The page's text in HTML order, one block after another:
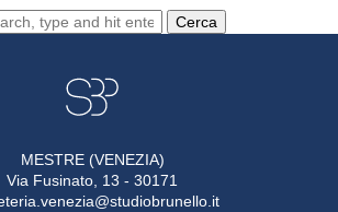
Cerca
MESTRE (VENEZIA)
Via Fusinato, 13 - 30171